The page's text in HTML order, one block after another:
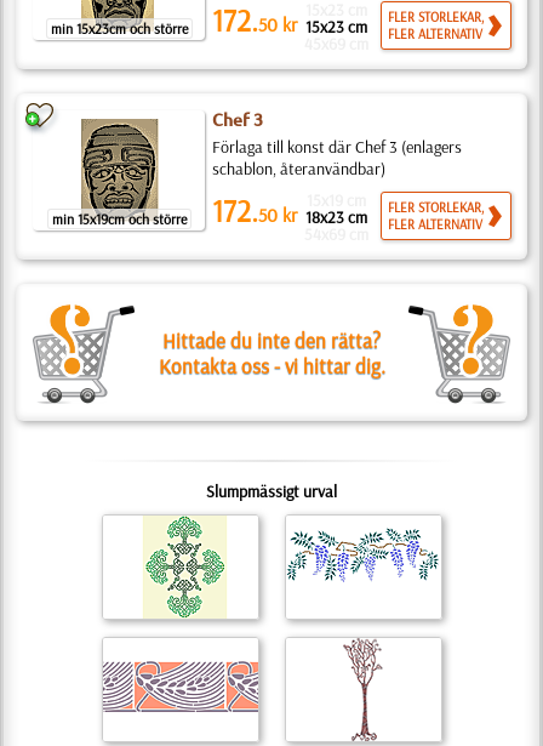
min 15x23cm och större 172.50 kr 15x23 cm
FLER STORLEKAR,
FLER ALTERNATIV
min 15x19cm och större
Chef 3
Förlaga till konst där Chef 3 (enlagers
schablon, återanvändbar)
172.50 kr 18x23 cm
FLER STORLEKAR,
FLER ALTERNATIV
Hittade du inte den rätta?
Kontakta oss - vi hittar dig.
Slumpmässigt urval